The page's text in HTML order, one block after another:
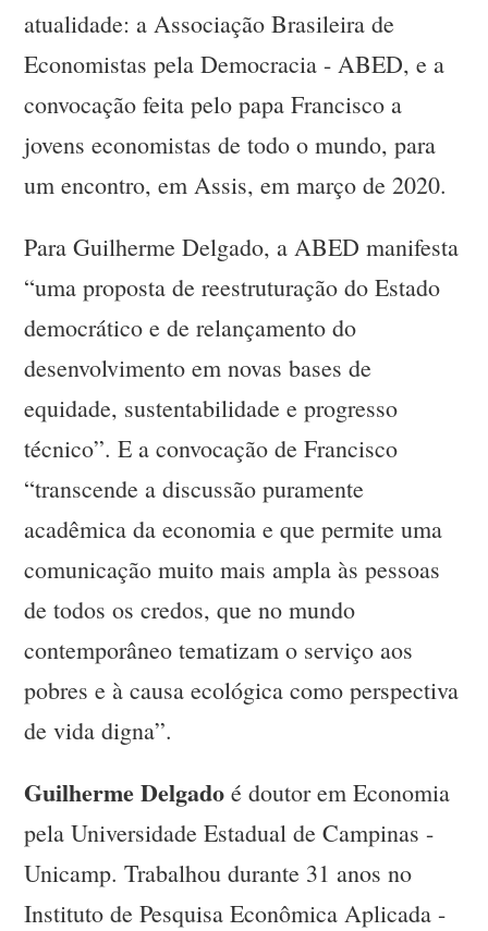
atualidade: a Associação Brasileira de
Economistas pela Democracia - ABED, e a
convocação feita pelo papa Francisco a
jovens economistas de todo o mundo, para
um encontro, em Assis, em março de 2020.
Para Guilherme Delgado, a ABED manifesta
“uma proposta de reestruturação do Estado
democrático e de relançamento do
desenvolvimento em novas bases de
equidade, sustentabilidade e progresso
técnico”. E a convocação de Francisco
“transcende a discussão puramente
acadêmica da economia e que permite uma
comunicação muito mais ampla às pessoas
de todos os credos, que no mundo
contemporâneo tematizam o serviço aos
pobres e à causa ecológica como perspectiva
de vida digna”.
Guilherme Delgado é doutor em Economia
pela Universidade Estadual de Campinas -
Unicamp. Trabalhou durante 31 anos no
Instituto de Pesquisa Econômica Aplicada -